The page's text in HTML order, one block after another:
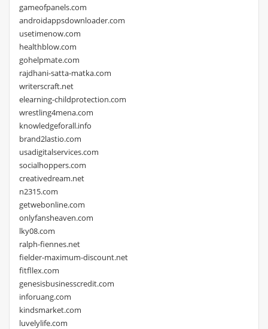
gameofpanels.com
androidappsdownloader.com
usetimenow.com
healthblow.com
gohelpmate.com
rajdhani-satta-matka.com
writerscraft.net
elearning-childprotection.com
wrestling4mena.com
knowledgeforall.info
brand2lastio.com
usadigitalservices.com
socialhoppers.com
creativedream.net
n2315.com
getwebonline.com
onlyfansheaven.com
lky08.com
ralph-fiennes.net
fielder-maximum-discount.net
fitfllex.com
genesisbusinesscredit.com
inforuang.com
kindsmarket.com
luvelylife.com